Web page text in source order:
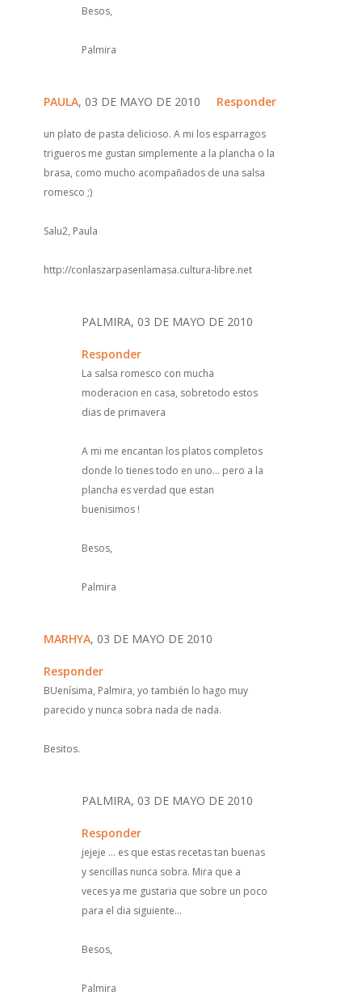
Besos,
Palmira
PAULA, 03 DE MAYO DE 2010 Responder
un plato de pasta delicioso. A mi los esparragos
trigueros me gustan simplemente a la plancha o la
brasa, como mucho acompañados de una salsa
romesco ;)
Salu2, Paula
http://conlaszarpasenlamasa.cultura-libre.net
PALMIRA, 03 DE MAYO DE 2010
Responder
La salsa romesco con mucha
moderacion en casa, sobretodo estos
dias de primavera
A mi me encantan los platos completos
donde lo tienes todo en uno... pero a la
plancha es verdad que estan
buenisimos !
Besos,
Palmira
MARHYA, 03 DE MAYO DE 2010
Responder
BUenísima, Palmira, yo también lo hago muy
parecido y nunca sobra nada de nada.
Besitos.
PALMIRA, 03 DE MAYO DE 2010
Responder
jejeje ... es que estas recetas tan buenas
y sencillas nunca sobra. Mira que a
veces ya me gustaria que sobre un poco
para el dia siguiente...
Besos,
Palmira